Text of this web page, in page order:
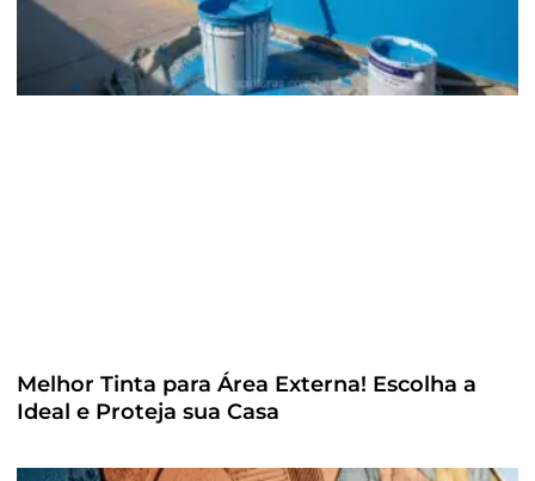
Melhor Tinta para Área Externa! Escolha a
Ideal e Proteja sua Casa